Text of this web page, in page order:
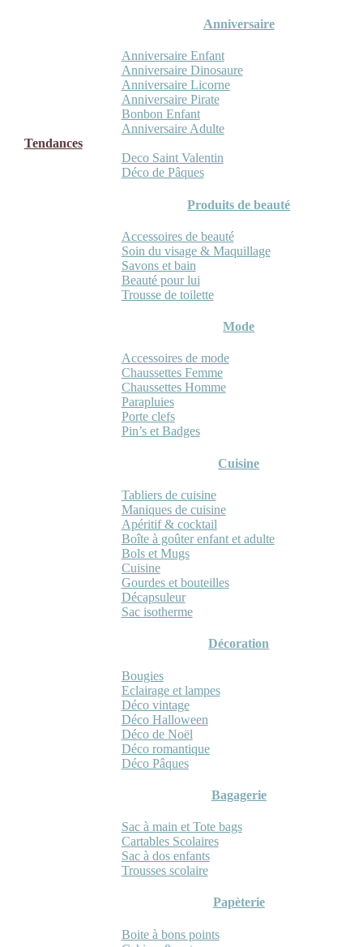
Anniversaire
Anniversaire Enfant
Anniversaire Dinosaure
Anniversaire Licorne
Anniversaire Pirate
Bonbon Enfant
Anniversaire Adulte
Tendances
Deco Saint Valentin
Déco de Pâques
Produits de beauté
Accessoires de beauté
Soin du visage & Maquillage
Savons et bain
Beauté pour lui
Trousse de toilette
Mode
Accessoires de mode
Chaussettes Femme
Chaussettes Homme
Parapluies
Porte clefs
Pin’s et Badges
Cuisine
Tabliers de cuisine
Maniques de cuisine
Apéritif & cocktail
Boîte à goûter enfant et adulte
Bols et Mugs
Cuisine
Gourdes et bouteilles
Décapsuleur
Sac isotherme
Décoration
Bougies
Eclairage et lampes
Déco vintage
Déco Halloween
Déco de Noël
Déco romantique
Déco Pâques
Bagagerie
Sac à main et Tote bags
Cartables Scolaires
Sac à dos enfants
Trousses scolaire
Papèterie
Boite à bons points